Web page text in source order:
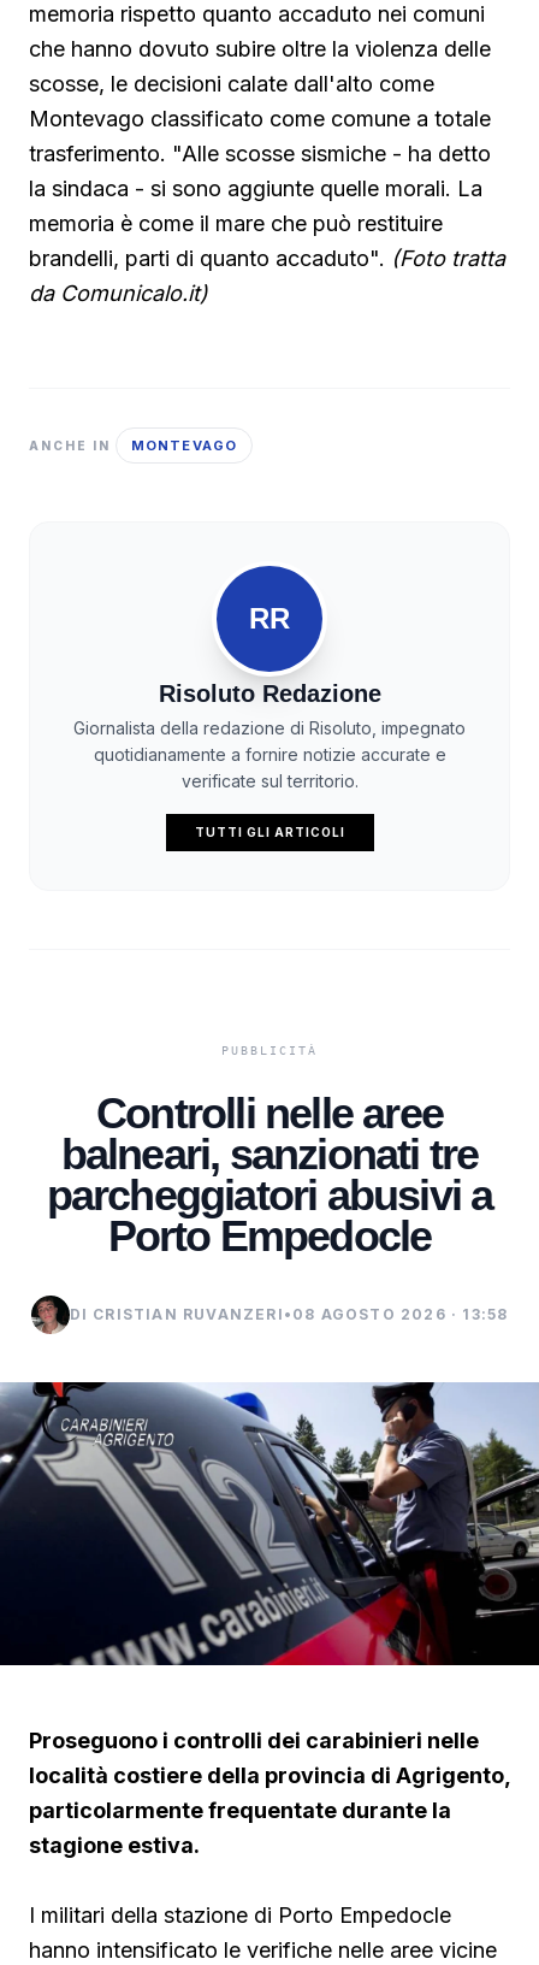
memoria rispetto quanto accaduto nei comuni
che hanno dovuto subire oltre la violenza delle
scosse, le decisioni calate dall'alto come
Montevago classificato come comune a totale
trasferimento. "Alle scosse sismiche - ha detto
la sindaca - si sono aggiunte quelle morali. La
memoria è come il mare che può restituire
brandelli, parti di quanto accaduto". (Foto tratta
da Comunicalo.it)
ANCHE IN MONTEVAGO
RR
Risoluto Redazione
Giornalista della redazione di Risoluto, impegnato
quotidianamente a fornire notizie accurate e
verificate sul territorio.
TUTTI GLI ARTICOLI
Controlli nelle aree
balneari, sanzionati tre
parcheggiatori abusivi a
Porto Empedocle
DI CRISTIAN RUVANZERI • 08 AGOSTO 2026 · 13:58
Proseguono i controlli dei carabinieri nelle
località costiere della provincia di Agrigento,
particolarmente frequentate durante la
stagione estiva.
I militari della stazione di Porto Empedocle
hanno intensificato le verifiche nelle aree vicine